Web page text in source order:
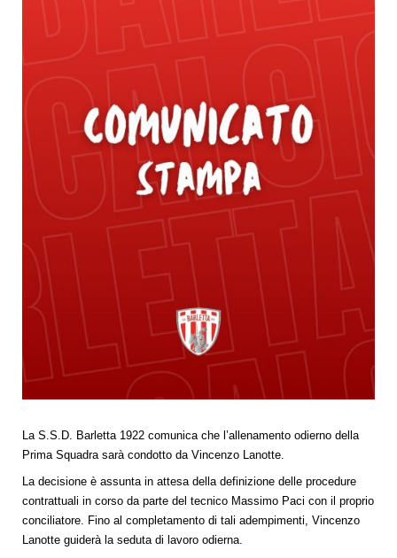
La S.S.D. Barletta 1922 comunica che l’allenamento odierno della
Prima Squadra sarà condotto da Vincenzo Lanotte.
La decisione è assunta in attesa della definizione delle procedure
contrattuali in corso da parte del tecnico Massimo Paci con il proprio
conciliatore. Fino al completamento di tali adempimenti, Vincenzo
Lanotte guiderà la seduta di lavoro odierna.